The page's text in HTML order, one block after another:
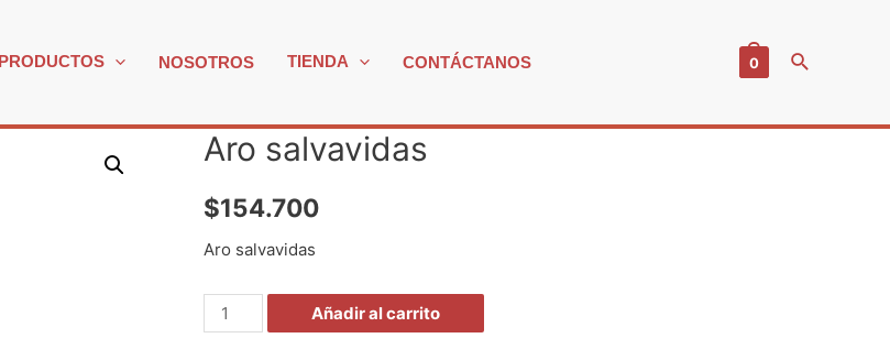
PRODUCTOS NOSOTROS TIENDA CONTÁCTANOS 0 Buscar
Aro salvavidas
$154.700
Aro salvavidas
Aro
salvavidas
Añadir al carrito